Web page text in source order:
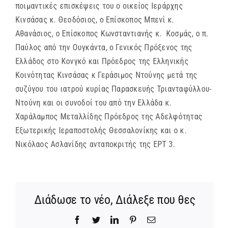
ποιμαντικές επισκέψεις του ο οικείος Ιεράρχης
Κινσάσας κ. Θεοδόσιος, ο Επίσκοπος Μπενί κ.
Αθανάσιος, ο Επίσκοπος Κωνσταντιανής κ. Κοσμάς, ο π.
Παύλος από την Ουγκάντα, ο Γενικός Πρόξενος της
Ελλάδος στο Κονγκό και Πρόεδρος της Ελληνικής
Κοινότητας Κινσάσας κ Γεράσιμος Ντούνης μετά της
συζύγου του ιατρού κυρίας Παρασκευής Τριανταφύλλου-
Ντούνη και οι συνοδοί του από την Ελλάδα κ.
Χαράλαμπος Μεταλλίδης Πρόεδρος της Αδελφότητας
Εξωτερικής Ιεραποστολής Θεσσαλονίκης και ο κ.
Νικόλαος Ασλανίδης ανταποκριτής της ΕΡΤ 3.
Διάδωσε το νέο, Διάλεξε που θες
Facebook
TwitterLinkedInPinterestEmail